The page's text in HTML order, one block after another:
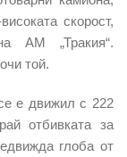
скорост,
АМ „Тракия“.
той.
е движил с 222
отбивката за
глоба от